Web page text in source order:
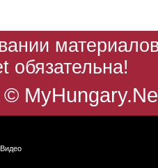
обязательна!
©
Видео